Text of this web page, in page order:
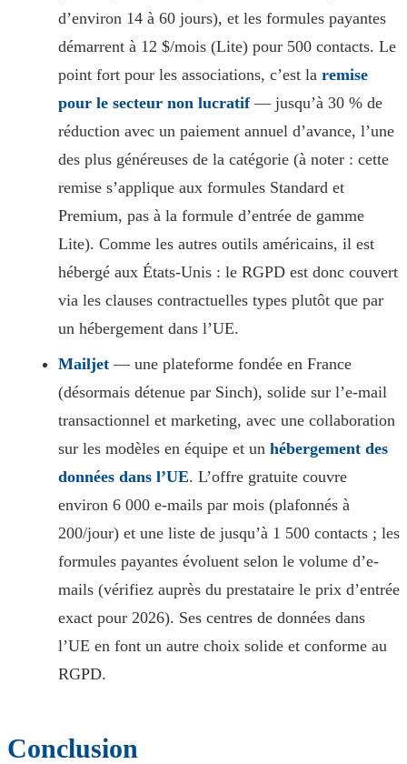
d’environ 14 à 60 jours), et les formules payantes
démarrent à 12 $/mois (Lite) pour 500 contacts. Le
point fort pour les associations, c’est la remise
pour le secteur non lucratif— jusqu’à 30 % de
réduction avec un paiement annuel d’avance, l’une
des plus généreuses de la catégorie (à noter : cette
remise s’applique aux formules Standard et
Premium, pas à la formule d’entrée de gamme
Lite). Comme les autres outils américains, il est
hébergé aux États-Unis : le RGPD est donc couvert
via les clauses contractuelles types plutôt que par
un hébergement dans l’UE.
Mailjet — une plateforme fondée en France
(désormais détenue par Sinch), solide sur l’e-mail
transactionnel et marketing, avec une collaboration
sur les modèles en équipe et un hébergement des
données dans l’UE. L’offre gratuite couvre
environ 6 000 e-mails par mois (plafonnés à
200/jour) et une liste de jusqu’à 1 500 contacts ; les
formules payantes évoluent selon le volume d’e-
mails (vérifiez auprès du prestataire le prix d’entrée
exact pour 2026). Ses centres de données dans
l’UE en font un autre choix solide et conforme au
RGPD.
Conclusion